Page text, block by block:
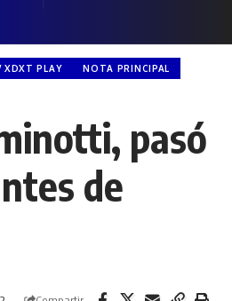
XDXT PLAY
NOTA PRINCIPAL
pasó
de